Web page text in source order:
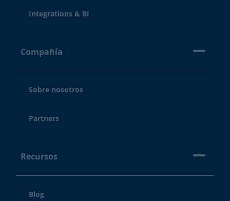
Integrations & BI
Compañía
Sobre nosotros
Partners
Recursos
Blog